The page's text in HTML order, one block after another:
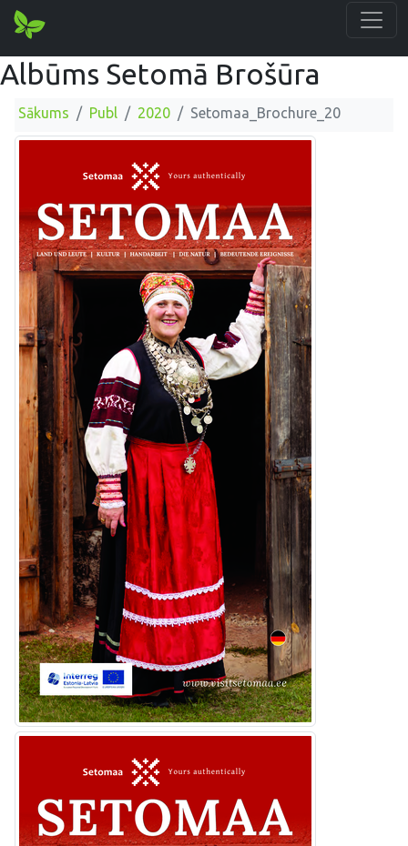
Albūms Setomā Brošūra
Sākums Publ 2020 Setomaa_Brochure_20